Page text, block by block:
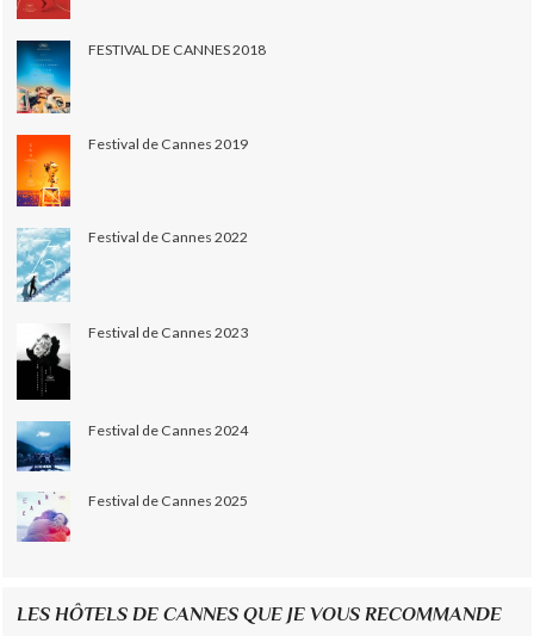
FESTIVAL DE CANNES 2018
Festival de Cannes 2019
Festival de Cannes 2022
Festival de Cannes 2023
Festival de Cannes 2024
Festival de Cannes 2025
LES HÔTELS DE CANNES QUE JE VOUS RECOMMANDE